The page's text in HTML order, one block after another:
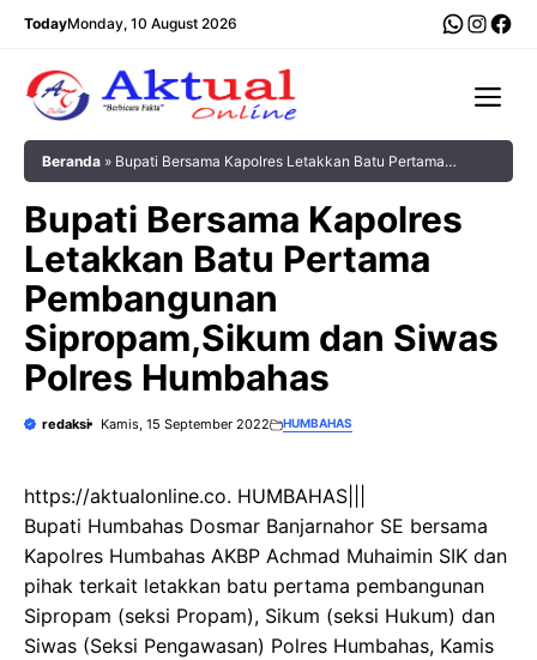
Langsung
TodayMonday, 10 August 2026
Beranda » Bupati Bersama Kapolres Letakkan Batu Pertama
Bupati Bersama Kapolres
Letakkan Batu Pertama
Pembangunan
Sipropam,Sikum dan Siwas
Polres Humbahas
redaksi Kamis, 15 September 2022 HUMBAHAS
https://aktualonline.co. HUMBAHAS|||
Bupati Humbahas Dosmar Banjarnahor SE bersama
Kapolres Humbahas AKBP Achmad Muhaimin SIK dan
pihak terkait letakkan batu pertama pembangunan
Sipropam (seksi Propam), Sikum (seksi Hukum) dan
Siwas (Seksi Pengawasan) Polres Humbahas, Kamis